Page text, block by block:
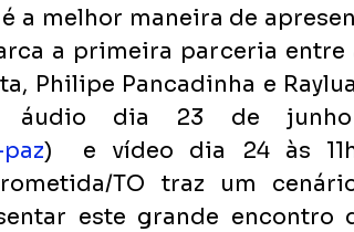
a melhor maneira de
a primeira parceria entre
Philipe Pancadinha e
áudio dia 23 de
)  e vídeo dia 24 às
TO traz um
este grande encontro